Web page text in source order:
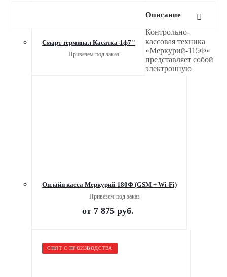
Смарт терминал Касатка-1ф7''
Привезем под заказ
Онлайн касса Меркурий-180Ф (GSM + Wi-Fi)
Привезем под заказ
от 7 875 руб.
СНЯТ С ПРОИЗВОДСТВА
Описание
Контрольно-
кассовая техника
«Меркурий-115Ф»
представляет собой
электронную